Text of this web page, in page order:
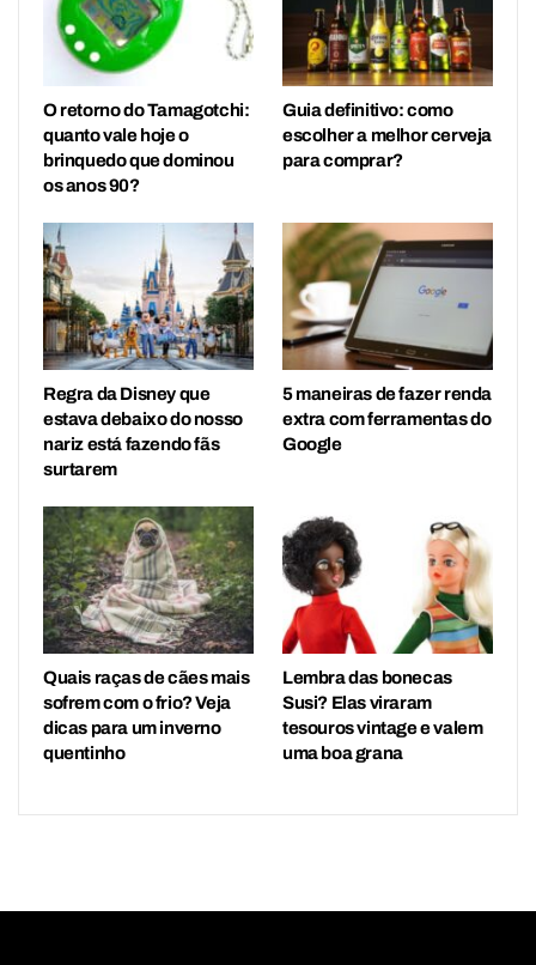
O retorno do Tamagotchi:
quanto vale hoje o
brinquedo que dominou
os anos 90?
Guia definitivo: como
escolher a melhor cerveja
para comprar?
Regra da Disney que
estava debaixo do nosso
nariz está fazendo fãs
surtarem
5 maneiras de fazer renda
extra com ferramentas do
Google
Quais raças de cães mais
sofrem com o frio? Veja
dicas para um inverno
quentinho
Lembra das bonecas
Susi? Elas viraram
tesouros vintage e valem
uma boa grana